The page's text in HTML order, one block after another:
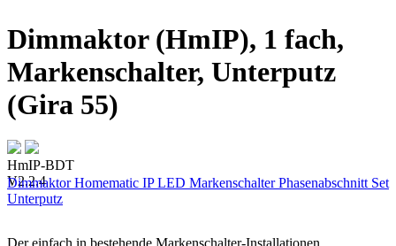
Dimmaktor (HmIP), 1 fach,
Markenschalter, Unterputz
(Gira 55)
HmIP-BDT
V2.2.4
DimmaktorHomematic IPLED MarkenschalterPhasenabschnitt Set
Unterputz